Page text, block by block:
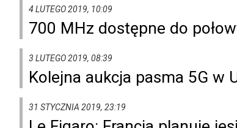
4 LUTEGO 2019, 10:09
700 MHz dostępne do
3 LUTEGO 2019, 08:39
Kolejna aukcja pasma 5G w
31 STYCZNIA 2019, 23:19